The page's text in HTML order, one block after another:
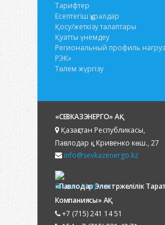
Тарифтер
Есептегіш құралдар
Қосу/жеткізу талаптары
Қуатты үнемдеу
Региональный профиль
РЭК»
Төлем жүргізу
«СЕВКАЗЭНЕРГО» АҚ
Қазақстан Республикасы,
Павлодар қ., Кривенко көш., 27
info@sevkazenergo.kz
«Павлодар Электржелілік
Компаниясы» АҚ
+7 (715) 241 14 51